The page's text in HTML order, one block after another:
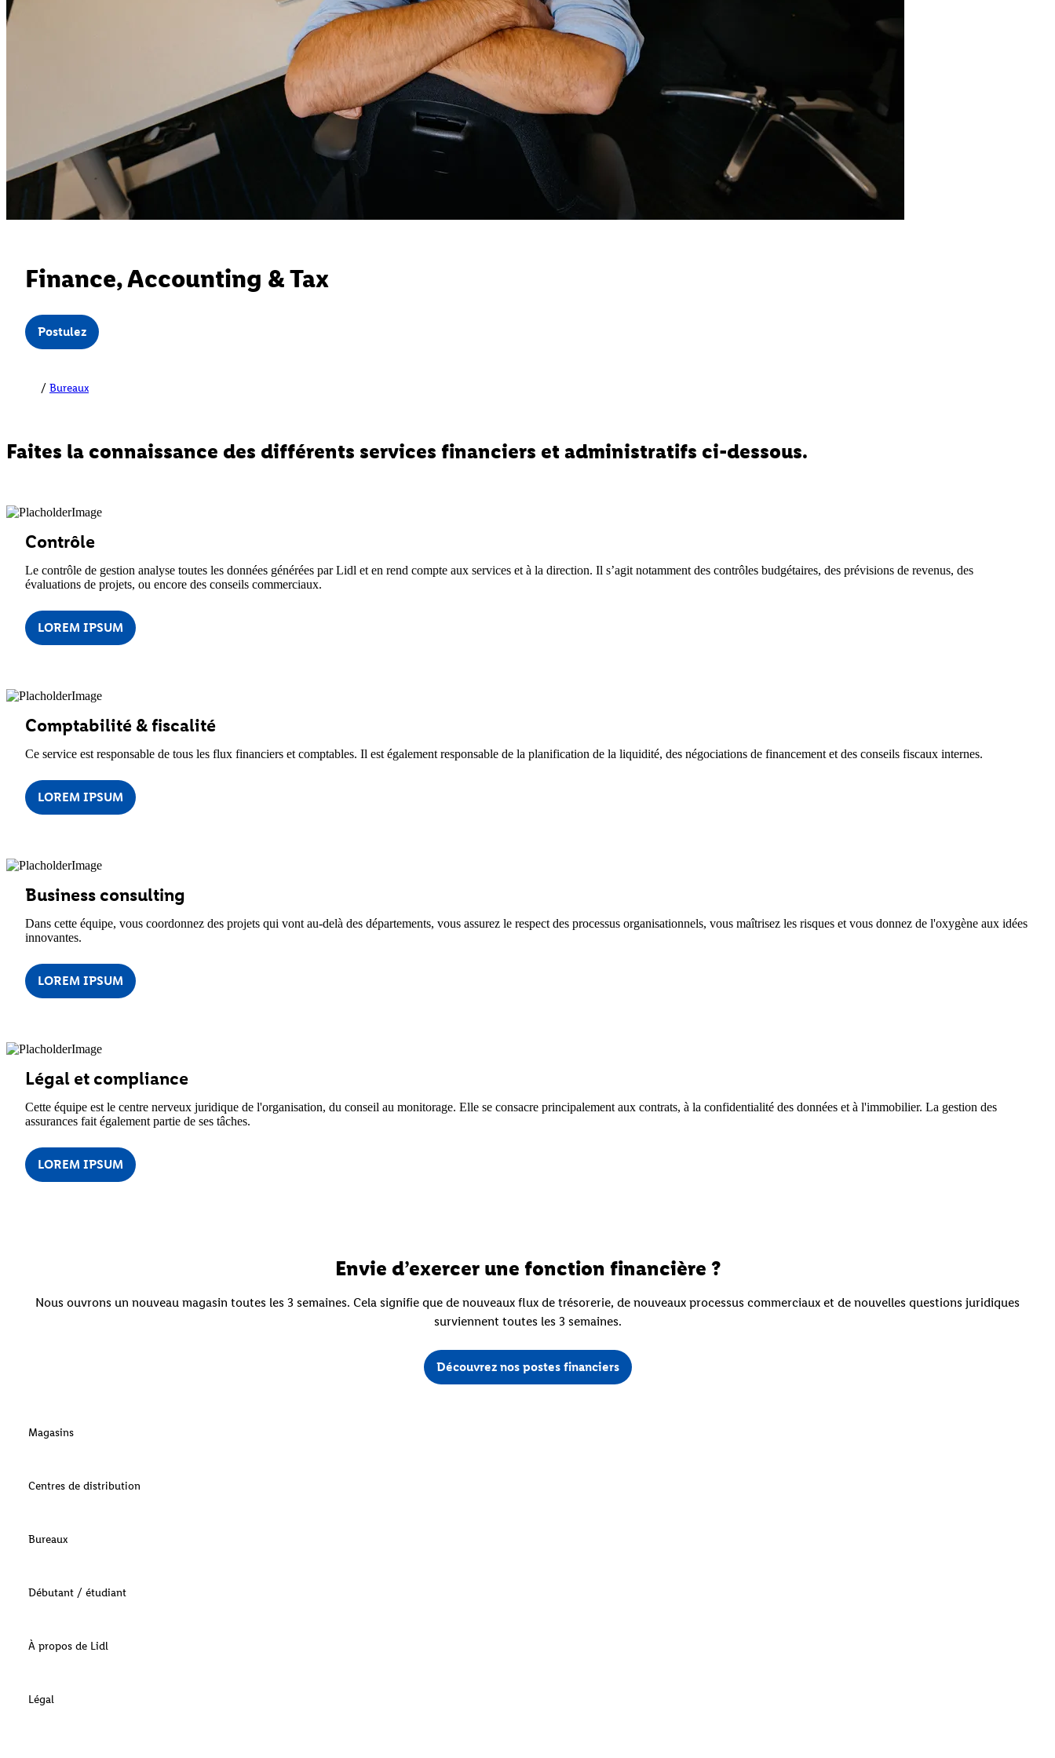
Finance, Accounting & Tax
Postulez
Bureaux
Faites la connaissance des différents services financiers et administratifs ci-dessous.
Contrôle
Le contrôle de gestion analyse toutes les données générées par Lidl et en rend compte aux services et à la direction. Il s’agit notamment des contrôles budgétaires, des prévisions de revenus, des
évaluations de projets, ou encore des conseils commerciaux.
LOREM IPSUM
Comptabilité & fiscalité
Ce service est responsable de tous les flux financiers et comptables. Il est également responsable de la planification de la liquidité, des négociations de financement et des conseils fiscaux internes.
LOREM IPSUM
Business consulting
Dans cette équipe, vous coordonnez des projets qui vont au-delà des départements, vous assurez le respect des processus organisationnels, vous maîtrisez les risques et vous donnez de l'oxygène aux idées
innovantes.
LOREM IPSUM
Légal et compliance
Cette équipe est le centre nerveux juridique de l'organisation, du conseil au monitorage. Elle se consacre principalement aux contrats, à la confidentialité des données et à l'immobilier. La gestion des
assurances fait également partie de ses tâches.
LOREM IPSUM
Envie d’exercer une fonction financière ?
Nous ouvrons un nouveau magasin toutes les 3 semaines. Cela signifie que de nouveaux flux de trésorerie, de nouveaux processus commerciaux et de nouvelles questions juridiques
surviennent toutes les 3 semaines.
Découvrez nos postes financiers
Magasins
Centres de distribution
Bureaux
Débutant / étudiant
À propos de Lidl
Légal